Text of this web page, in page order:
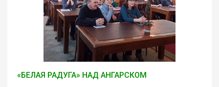
«БЕЛАЯ РАДУГА» НАД АНГАРСКОМ